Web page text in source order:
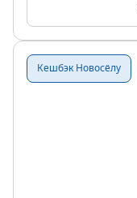
Кешбэк Новосёлу